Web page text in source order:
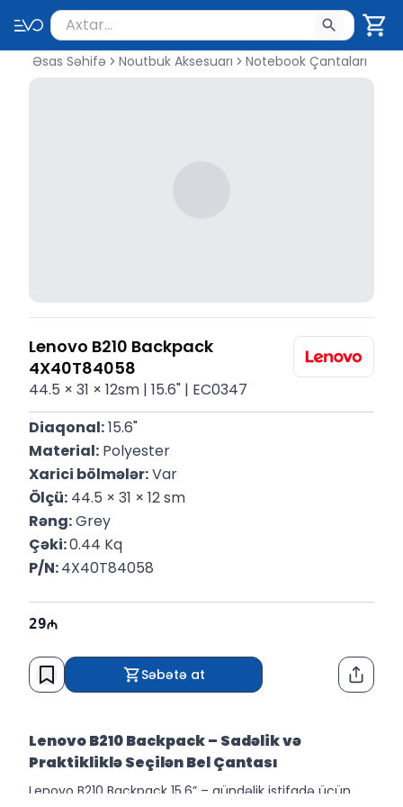
Məhsul axtar
Axtarış üçün ən azı 2 simvol yazın. Göndərmək
Əsas Səhifə Noutbuk Aksesuarı Notebook Çantaları
Lenovo B210 Backpack
4X40T84058
44.5 × 31 × 12sm | 15.6" | EC0347
Diaqonal: 15.6"
Material: Polyester
Xarici bölmələr: Var
Ölçü: 44.5 × 31 × 12 sm
Rəng: Grey
Çəki: 0.44 Kq
P/N: 4X40T84058
29
Səbətə at
Lenovo B210 Backpack – Sadəlik və
Praktikliklə Seçilən Bel Çantası
Lenovo B210 Backpack 15.6” – gündəlik istifadə üçün